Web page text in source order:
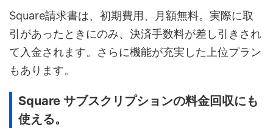
Square請求書は、初期費用、月額無料。実際に取
引があったときにのみ、決済手数料が差し引きされ
て入金されます。さらに機能が充実した上位プラン
もあります。
Square サブスクリプションの料金回収にも
使える。